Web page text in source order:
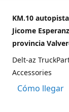
KM.10
Jicome
provincia
Delt-az
Accessories
Cómo llegar